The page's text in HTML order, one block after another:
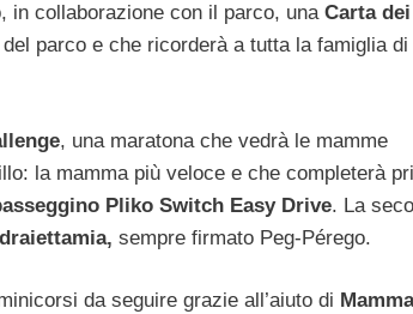
in collaborazione con il parco, unaCarta
parco e che ricorderà a tutta la famiglia di
, una maratona che vedrà le mamme
la mamma più veloce e che completerà
Pliko Switch Easy Drive. La
sempre firmato Peg-Pérego.
da seguire grazie all’aiuto di